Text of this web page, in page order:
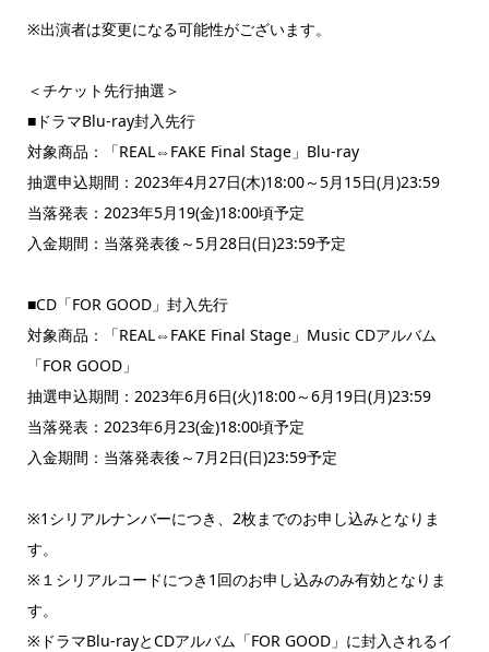
※出演者は変更になる可能性がございます。
＜チケット先行抽選＞
■ドラマBlu-ray封入先行
対象商品：「REAL⇔FAKE Final Stage」Blu-ray
抽選申込期間：2023年4月27日(木)18:00～5月15日(月)23:59
当落発表：2023年5月19(金)18:00頃予定
入金期間：当落発表後～5月28日(日)23:59予定
■CD「FOR GOOD」封入先行
対象商品：「REAL⇔FAKE Final Stage」Music CDアルバム
「FOR GOOD」
抽選申込期間：2023年6月6日(火)18:00～6月19日(月)23:59
当落発表：2023年6月23(金)18:00頃予定
入金期間：当落発表後～7月2日(日)23:59予定
※1シリアルナンバーにつき、2枚までのお申し込みとなりま
す。
※１シリアルコードにつき1回のお申し込みのみ有効となりま
す。
※ドラマBlu-rayとCDアルバム「FOR GOOD」に封入されるイ